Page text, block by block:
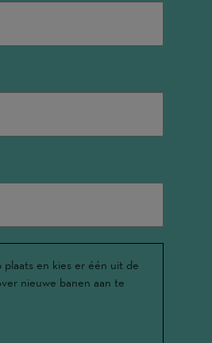
en kies er één uit de
nieuwe banen aan te